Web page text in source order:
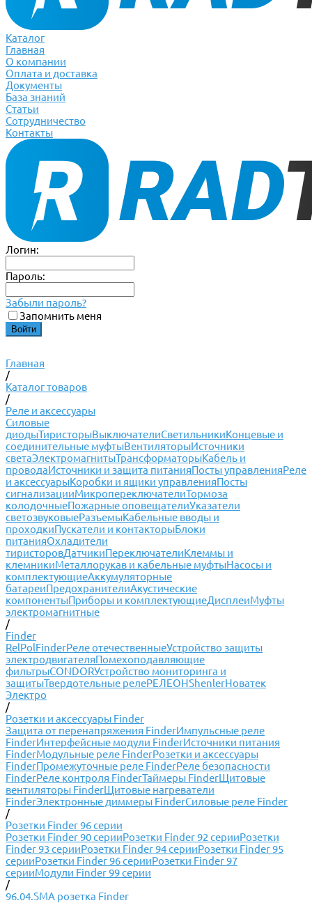
Каталог
Главная
О компании
Оплата и доставка
Документы
База знаний
Статьи
Сотрудничество
Контакты
Логин:
Пароль:
Забыли пароль?
Запомнить меня
Главная
/
Каталог товаров
/
Реле и аксессуары
Силовые
диодыТиристорыВыключателиСветильникиКонцевые и
соединительные муфтыВентиляторыИсточники
светаЭлектромагнитыТрансформаторыКабель и
проводаИсточники и защита питанияПосты управленияРеле
и аксессуарыКоробки и ящики управленияПосты
сигнализацииМикропереключателиТормоза
колодочныеПожарные оповещателиУказатели
светозвуковыеРазъемыКабельные вводы и
проходкиПускатели и контакторыБлоки
питанияОхладители
тиристоровДатчикиПереключателиКлеммы и
клемникиМеталлорукав и кабельные муфтыНасосы и
комплектующиеАккумуляторные
батареиПредохранителиАкустические
компонентыПриборы и комплектующиеДисплеиМуфты
электромагнитные
/
Finder
RelPolFinderРеле отечественныеУстройство защиты
электродвигателяПомехоподавляющие
фильтрыCONDORУстройство мониторинга и
защитыТвердотельные релеРЕЛЕОНShenlerНоватек
Электро
/
Розетки и аксессуары Finder
Защита от перенапряжения FinderИмпульсные реле
FinderИнтерфейсные модули FinderИсточники питания
FinderМодульные реле FinderРозетки и аксессуары
FinderПромежуточные реле FinderРеле безопасности
FinderРеле контроля FinderТаймеры FinderЩитовые
вентиляторы FinderЩитовые нагреватели
FinderЭлектронные диммеры FinderСиловые реле Finder
/
Розетки Finder 96 серии
Розетки Finder 90 серииРозетки Finder 92 серииРозетки
Finder 93 серииРозетки Finder 94 серииРозетки Finder 95
серииРозетки Finder 96 серииРозетки Finder 97
серииМодули Finder 99 серии
/
96.04.SMA розетка Finder